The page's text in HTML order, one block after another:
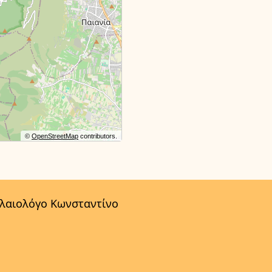
©OpenStreetMap contributors.
Κωνσταντίνο